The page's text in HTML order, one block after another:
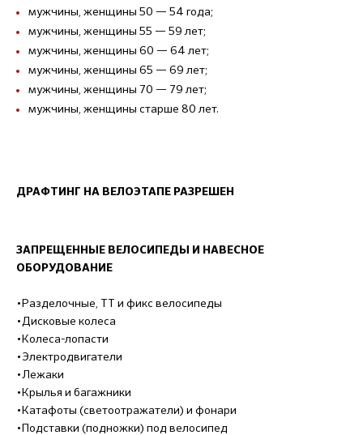
мужчины, женщины 50 — 54 года;
мужчины, женщины 55 — 59 лет;
мужчины, женщины 60 — 64 лет;
мужчины, женщины 65 — 69 лет;
мужчины, женщины 70 — 79 лет;
мужчины, женщины старше 80 лет.
ДРАФТИНГ НА ВЕЛОЭТАПЕ РАЗРЕШЕН
ЗАПРЕЩЕННЫЕ ВЕЛОСИПЕДЫ И НАВЕСНОЕ
ОБОРУДОВАНИЕ
•Разделочные, ТТ и фикс велосипеды
•Дисковые колеса
•Колеса-лопасти
•Электродвигатели
•Лежаки
•Крылья и багажники
•Катафоты (светоотражатели) и фонари
•Подставки (подножки) под велосипед